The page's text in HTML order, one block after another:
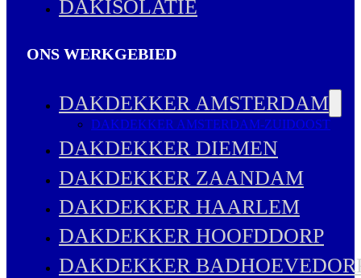
DAKISOLATIE
ONS WERKGEBIED
DAKDEKKER AMSTERDAM
DAKDEKKER AMSTERDAM-ZUIDOOST
DAKDEKKER DIEMEN
DAKDEKKER ZAANDAM
DAKDEKKER HAARLEM
DAKDEKKER HOOFDDORP
DAKDEKKER